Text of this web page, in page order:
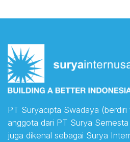
PT Suryacipta Swadaya (berdiri
anggota dari PT Surya
juga dikenal sebagai Surya